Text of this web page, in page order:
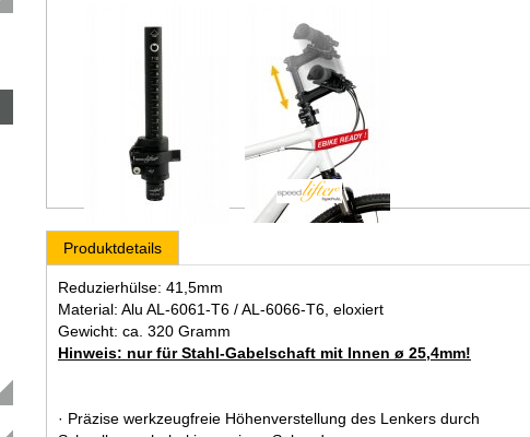
Produktdetails
Reduzierhülse: 41,5mm
Material: Alu AL-6061-T6 / AL-6066-T6, eloxiert
Gewicht: ca. 320 Gramm
Hinweis: nur für Stahl-Gabelschaft mit Innen ø 25,4mm!
· Präzise werkzeugfreie Höhenverstellung des Lenkers durch